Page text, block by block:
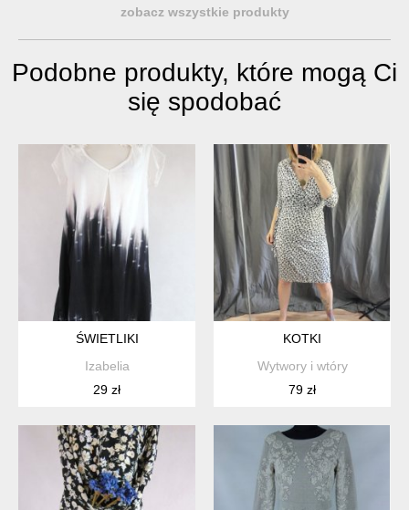
zobacz wszystkie produkty
Podobne produkty, które mogą Ci
się spodobać
ŚWIETLIKI
Izabelia
29 zł
KOTKI
Wytwory i wtóry
79 zł